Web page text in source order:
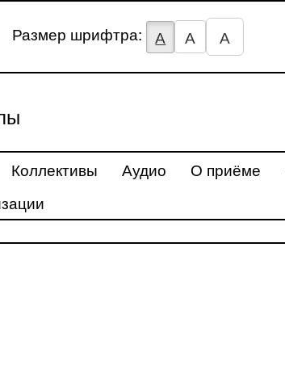
Размер шрифтра: А А А
Коллективы Аудио О приёме